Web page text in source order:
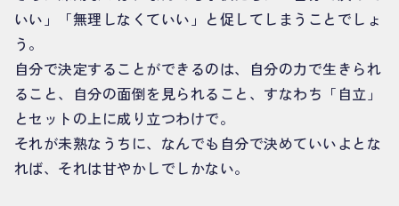
いい」「無理しなくていい」と促してしまうことでしょ
う。
自分で決定することができるのは、自分の力で生きられ
ること、自分の面倒を見られること、すなわち「自立」
とセットの上に成り立つわけで。
それが未熟なうちに、なんでも自分で決めていいよとな
れば、それは甘やかしでしかない。